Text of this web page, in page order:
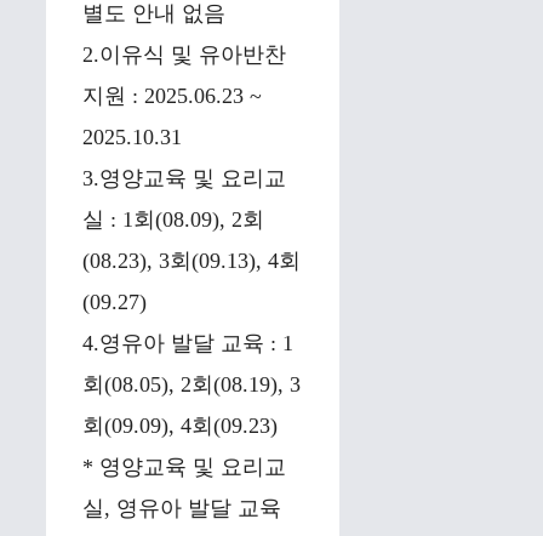
별도 안내 없음
2.이유식 및 유아반찬
지원 : 2025.06.23 ~
2025.10.31
3.영양교육 및 요리교
실 : 1회(08.09), 2회
(08.23), 3회(09.13), 4회
(09.27)
4.영유아 발달 교육 : 1
회(08.05), 2회(08.19), 3
회(09.09), 4회(09.23)
* 영양교육 및 요리교
실, 영유아 발달 교육